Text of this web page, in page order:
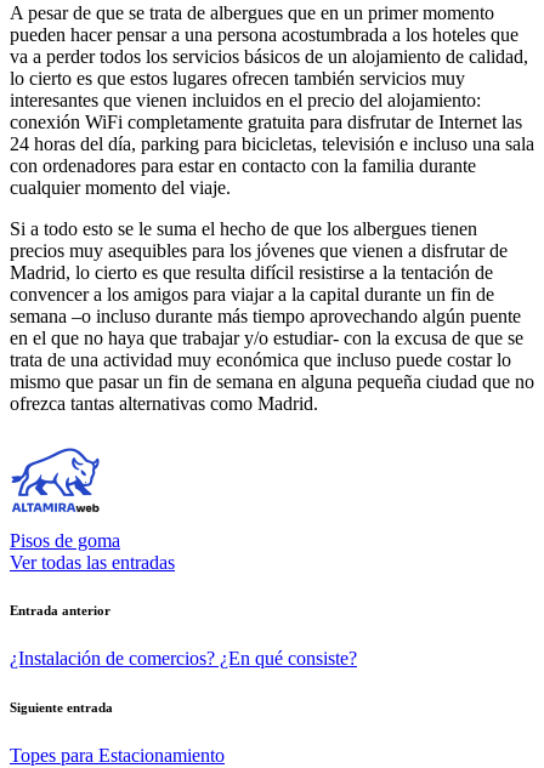
A pesar de que se trata de albergues que en un primer momento
pueden hacer pensar a una persona acostumbrada a los hoteles que
va a perder todos los servicios básicos de un alojamiento de calidad,
lo cierto es que estos lugares ofrecen también servicios muy
interesantes que vienen incluidos en el precio del alojamiento:
conexión WiFi completamente gratuita para disfrutar de Internet las
24 horas del día, parking para bicicletas, televisión e incluso una sala
con ordenadores para estar en contacto con la familia durante
cualquier momento del viaje.
Si a todo esto se le suma el hecho de que los albergues tienen
precios muy asequibles para los jóvenes que vienen a disfrutar de
Madrid, lo cierto es que resulta difícil resistirse a la tentación de
convencer a los amigos para viajar a la capital durante un fin de
semana –o incluso durante más tiempo aprovechando algún puente
en el que no haya que trabajar y/o estudiar- con la excusa de que se
trata de una actividad muy económica que incluso puede costar lo
mismo que pasar un fin de semana en alguna pequeña ciudad que no
ofrezca tantas alternativas como Madrid.
Pisos de goma
Ver todas las entradas
Navegación
de
Entrada anterior
¿Instalación de comercios? ¿En qué consiste?
Siguiente entrada
Topes para Estacionamiento